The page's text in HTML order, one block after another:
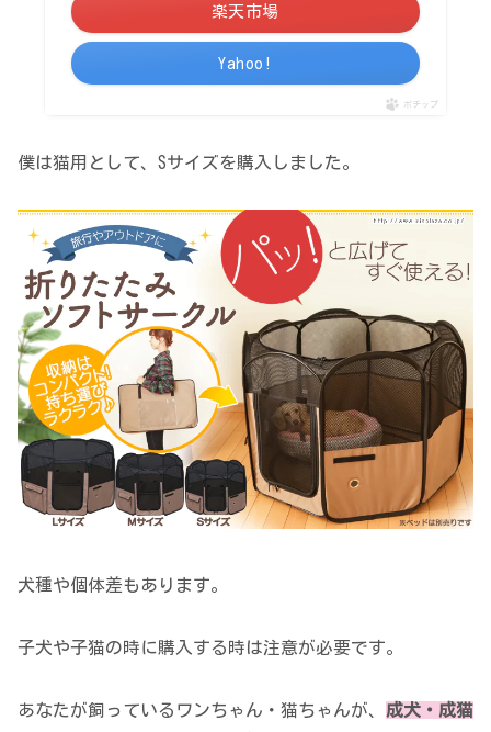
楽天市場
Yahoo!
ポチップ
僕は猫用として、Sサイズを購入しました。
犬種や個体差もあります。
子犬や子猫の時に購入する時は注意が必要です。
あなたが飼っているワンちゃん・猫ちゃんが、 成犬・成猫